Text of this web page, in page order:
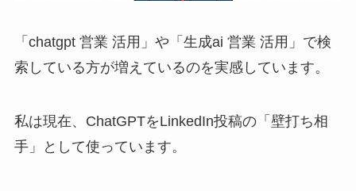
「chatgpt 営業 活用」や「生成ai 営業 活用」で検
索している方が増えているのを実感しています。
私は現在、ChatGPTをLinkedIn投稿の「壁打ち相
手」として使っています。